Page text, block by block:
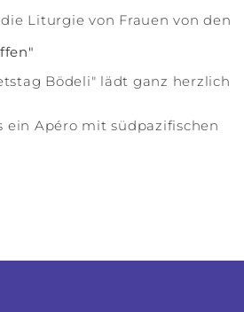
Liturgie von Frauen von den
Bödeli" lädt ganz herzlich
ein Apéro mit südpazifischen